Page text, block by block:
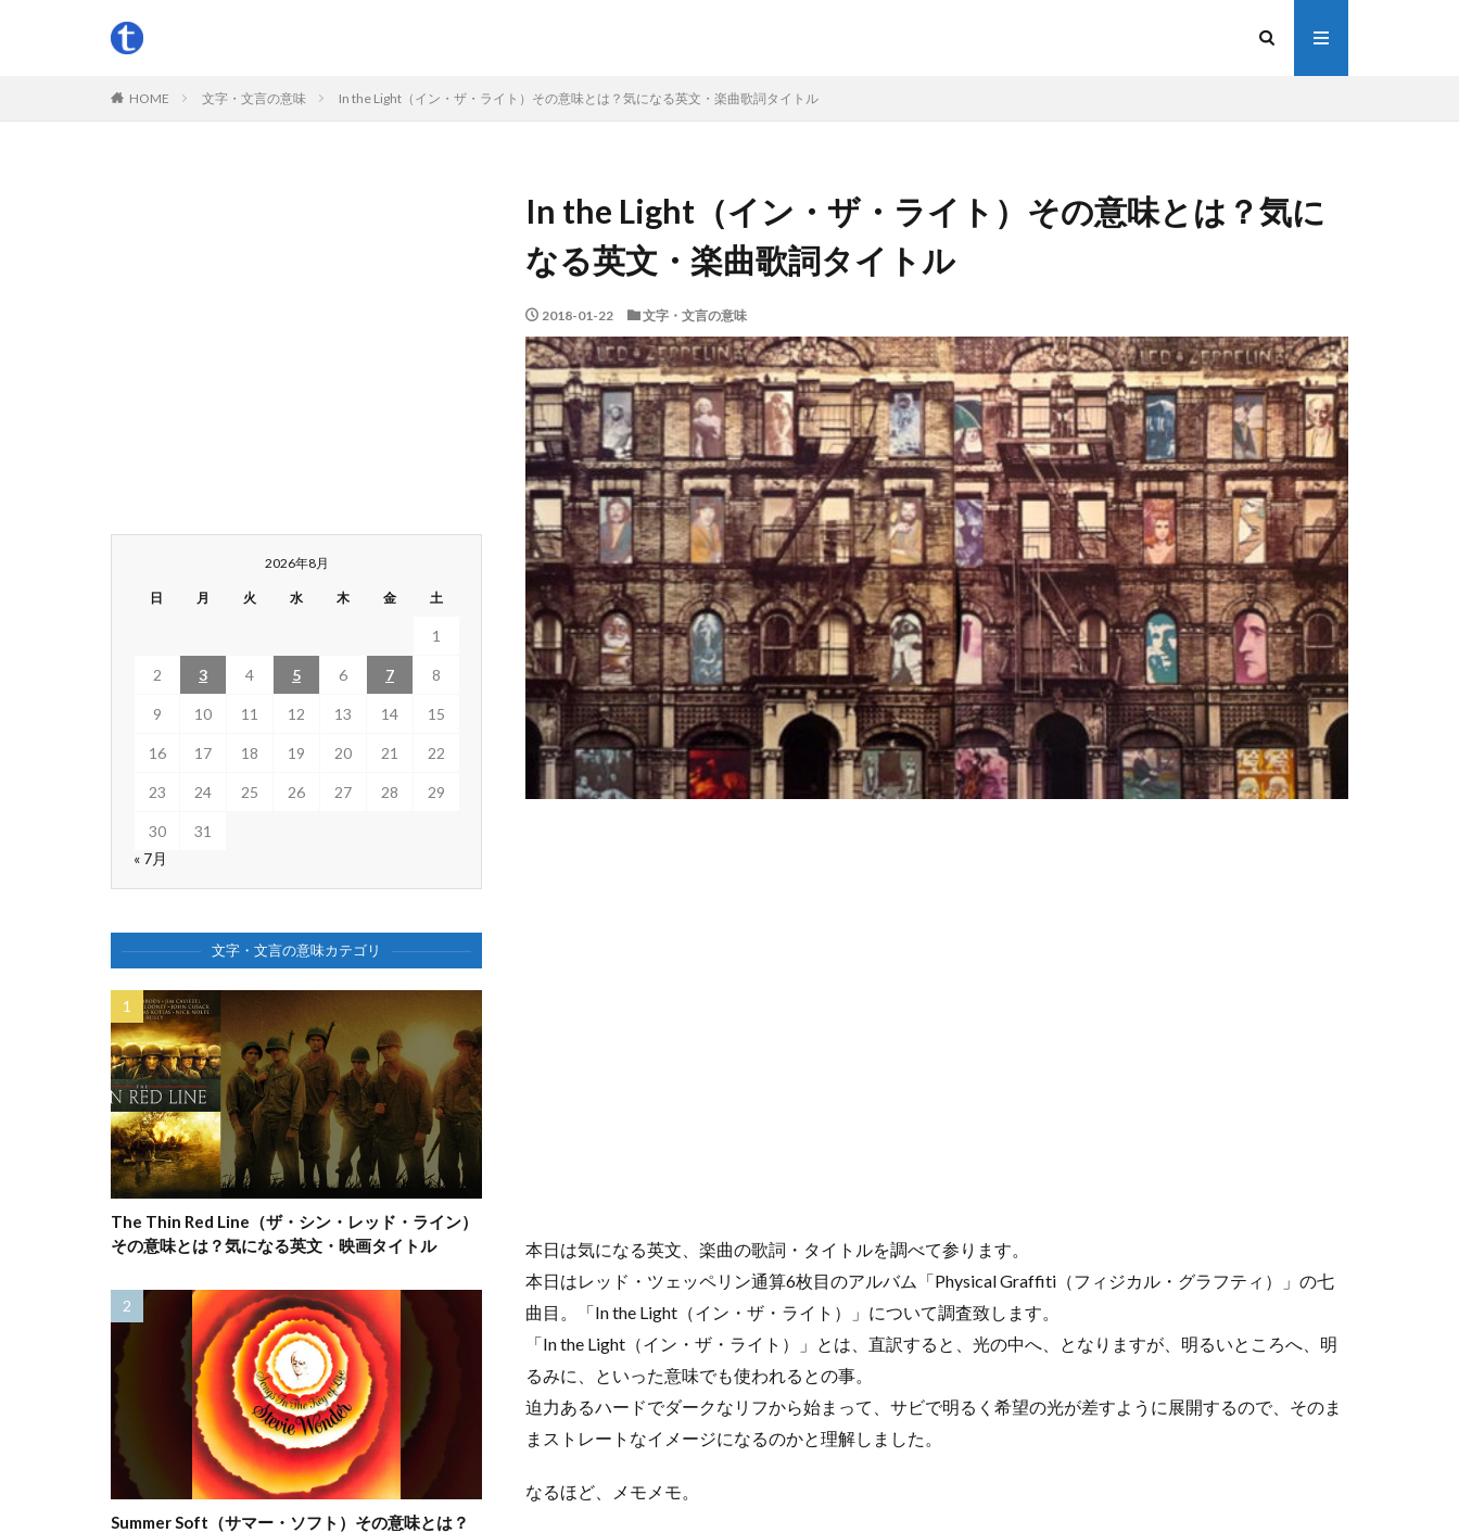
HOME 文字・文言の意味 In the Light（イン・ザ・ライト）その意味とは？気になる英文・楽曲歌詞タイトル
In the Light（イン・ザ・ライト）その意味とは？気に
なる英文・楽曲歌詞タイトル
2018-01-22 文字・文言の意味
本日は気になる英文、楽曲の歌詞・タイトルを調べて参ります。
本日はレッド・ツェッペリン通算6枚目のアルバム「Physical Graffiti（フィジカル・グラフティ）」の七
曲目。「In the Light（イン・ザ・ライト）」について調査致します。
「In the Light（イン・ザ・ライト）」とは、直訳すると、光の中へ、となりますが、明るいところへ、明
るみに、といった意味でも使われるとの事。
迫力あるハードでダークなリフから始まって、サビで明るく希望の光が差すように展開するので、そのま
まストレートなイメージになるのかと理解しました。
なるほど、メモメモ。
2026年8月
日 月 火 水 木 金 土
1
2 3 4 5 6 7 8
9 10 11 12 13 14 15
16 17 18 19 20 21 22
23 24 25 26 27 28 29
30
31
« 7月
文字・文言の意味カテゴリ
The Thin Red Line（ザ・シン・レッド・ライン）
その意味とは？気になる英文・映画タイトル
Summer Soft（サマー・ソフト）その意味とは？